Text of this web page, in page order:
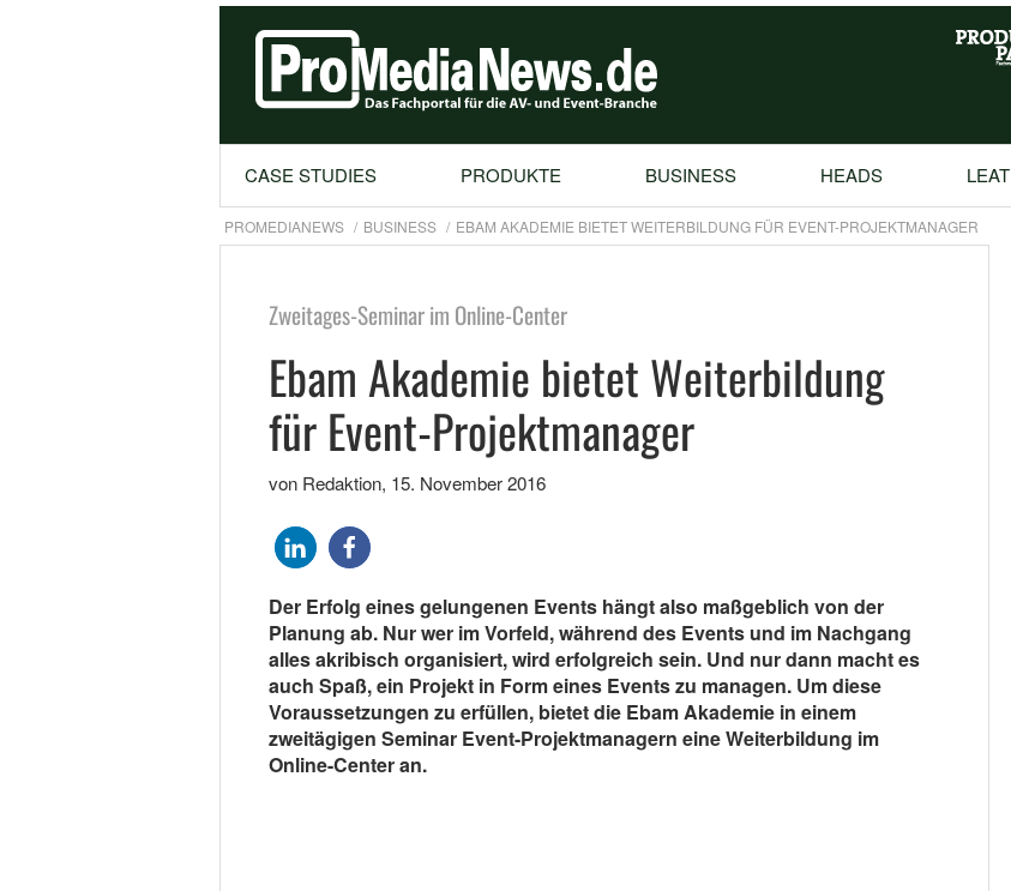
CASE STUDIES PRODUKTE BUSINESS HEADS LEAT
PROMEDIANEWS BUSINESS EBAM AKADEMIE BIETET WEITERBILDUNG FÜR EVENT-PROJEKTMANAGER
Zweitages-Seminar im Online-Center
Ebam Akademie bietet Weiterbildung
für Event-Projektmanager
von Redaktion, 15. November 2016
Der Erfolg eines gelungenen Events hängt also maßgeblich von der
Planung ab. Nur wer im Vorfeld, während des Events und im Nachgang
alles akribisch organisiert, wird erfolgreich sein. Und nur dann macht es
auch Spaß, ein Projekt in Form eines Events zu managen. Um diese
Voraussetzungen zu erfüllen, bietet die Ebam Akademie in einem
zweitägigen Seminar Event-Projektmanagern eine Weiterbildung im
Online-Center an.